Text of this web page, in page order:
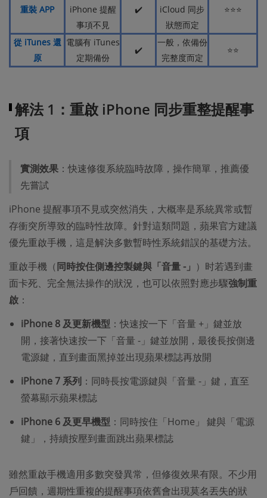
重裝 APP
iPhone 提醒
事項不見
✔️
iCloud 同步
狀態而定
⭐⭐⭐
從 iTunes 還
原
電腦有 iTunes
定期備份
✔️
一般，依備份
完整度而定
⭐⭐
解法 1：重啟 iPhone 同步重整提醒事
項
實測效果 ：快速修復系統臨時故障，操作簡單，推薦優
先嘗試
iPhone 提醒事項不見或突然消失，大概率是系統異常或暫
存衝突所導致的臨時性故障。針對這類問題，蘋果官方建議
優先重啟手機，這是解決多數暫時性系統錯誤的基礎方法。
重啟手機（同時按住側邊控製鍵與「音量 -」 ）时若遇到畫
面卡死、完全無法操作的狀況，也可以依照對應步驟強制重
啟 ：
iPhone 8 及更新機型 ：快速按一下「音量 +」鍵並放
開，接著快速按一下「音量 -」鍵並放開，最後長按側邊
電源鍵，直到畫面黑掉並出現蘋果標誌再放開
iPhone 7 系列 ：同時長按電源鍵與「音量 -」鍵，直至
螢幕顯示蘋果標誌
iPhone 6 及更早機型 ：同時按住「Home」 鍵與「電源
鍵」，持續按壓到畫面跳出蘋果標誌
雖然重啟手機適用多數突發異常，但修復效果有限。不少用
戶回饋，週期性重複的提醒事項依舊會出現莫名丟失的狀